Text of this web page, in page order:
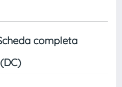
completa